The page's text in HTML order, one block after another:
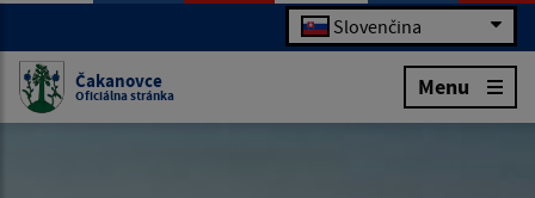
Slovenčina
Čakanovce
Oficiálna stránka Menu